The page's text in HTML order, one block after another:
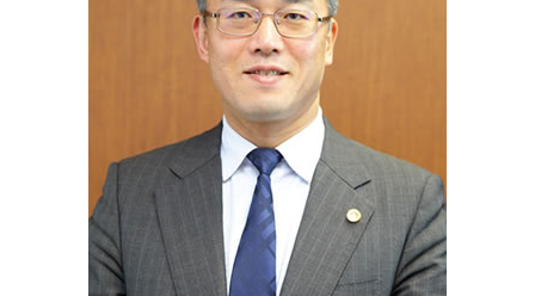
特許権利取得 相談 弁護士 四ッ谷
商標権利取得 相談 弁護士 文京区
スタートアップ支援 相談 弁護士 四ッ谷
営業秘密 相談 弁護士 市ヶ谷
発明者 開発者保護 相談 弁護士 麹町
営業秘密 相談 弁護士 四ッ谷